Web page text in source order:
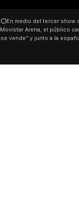
⭕En medio del tercer show
Movistar Arena, el público
se vende” y junto a la